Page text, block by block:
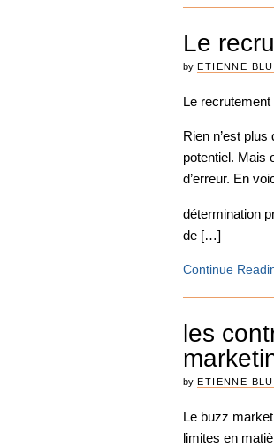
Le
by ETIENNE
Le
Rien n’est
potentiel. Mais
d’erreur. En
détermination
de […]
Continue
les
by ETIENNE
Le buzz
limites en